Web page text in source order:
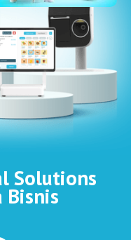
Solutions
Bisnis